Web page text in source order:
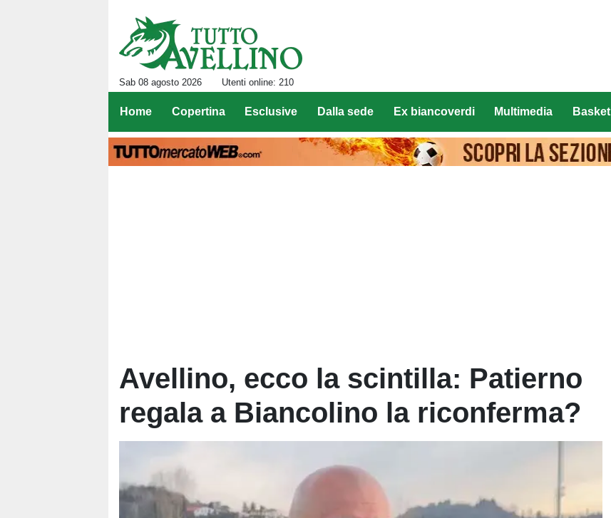
Sab 08 agosto 2026 Utenti online: 210
Home Copertina Esclusive Dalla sede Ex biancoverdi Multimedia Basket
Avellino, ecco la scintilla: Patierno
regala a Biancolino la riconferma?